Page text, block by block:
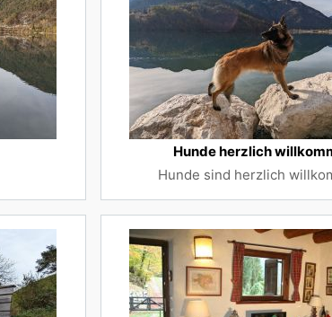
Hunde herzlich
Hunde sind herzlich